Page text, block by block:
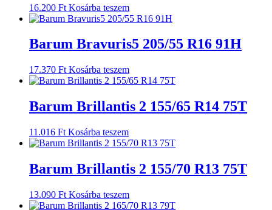
16.200 Ft Kosárba teszem
Barum Bravuris5 205/55 R16 91H
17.370 Ft Kosárba teszem
Barum Brillantis 2 155/65 R14 75T
11.016 Ft Kosárba teszem
Barum Brillantis 2 155/70 R13 75T
13.090 Ft Kosárba teszem